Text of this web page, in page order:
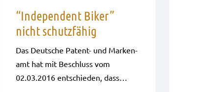
“Independent Biker”
nicht schutzfähig
Das Deut­sche Patent- und Mar­ken­
amt hat mit Beschluss vom
02.03.2016 ent­schie­den, dass…